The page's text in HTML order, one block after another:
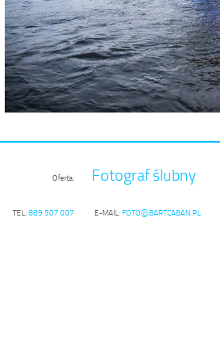
Oferta: Fotograf ślubny
TEL:889 507 007 E-MAIL:FOTO@BARTCABAN.PL